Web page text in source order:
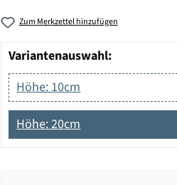
Zum Merkzettel hinzufügen
Variantenauswahl:
Höhe: 10cm
Höhe: 20cm